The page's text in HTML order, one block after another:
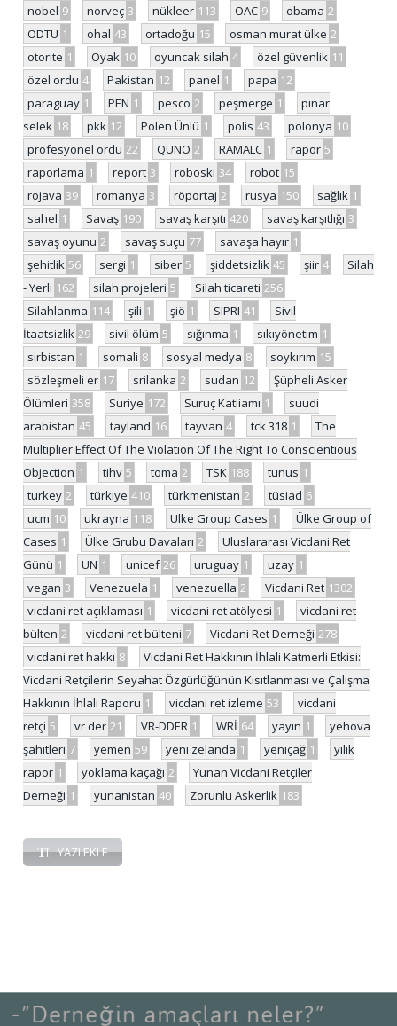
nobel 9 norveç 3 nükleer 113 OAC 9 obama 2
ODTÜ 1 ohal 43 ortadoğu 15 osman murat ülke 2
otorite 1 Oyak 10 oyuncak silah 4 özel güvenlik 11
özel ordu 4 Pakistan 12 panel 1 papa 12
paraguay 1 PEN 1 pesco 2 peşmerge 1
pınar
selek 18 pkk 12 Polen Ünlü 1 polis 43 polonya 10
profesyonel ordu 22 QUNO 2 RAMALC 1 rapor 5
raporlama 1 report 3 roboski 34 robot 15
rojava 39 romanya 3 röportaj 2 rusya 150 sağlık 1
sahel 1 Savaş 190 savaş karşıtı 420 savaş karşıtlığı 3
savaş oyunu 2 savaş suçu 77 savaşa hayır 1
şehitlik 56 sergi 1 siber 5 şiddetsizlik 45 şiir 4
Silah
- Yerli 162 silah projeleri 5 Silah ticareti 256
Silahlanma 114 şili 1 şiö 1 SIPRI 41
Sivil
İtaatsizlik 29 sivil ölüm 5 sığınma 1 sıkıyönetim 1
sırbistan 1 somali 8 sosyal medya 8 soykırım 15
sözleşmeli er 17 srilanka 2 sudan 12
Şüpheli Asker
Ölümleri 358 Suriye 172 Suruç Katliamı 1
suudi
arabistan 45 tayland 16 tayvan 4 tck 318 1
The
Multiplier Effect Of The Violation Of The Right To Conscientious
Objection 1 tihv 5 toma 2 TSK 188 tunus 1
turkey 2 türkiye 410 türkmenistan 2 tüsiad 6
ucm 10 ukrayna 118 Ulke Group Cases 1
Ülke Group of
Cases 1 Ülke Grubu Davaları 2
Uluslararası Vicdani Ret
Günü 1 UN 1 unicef 26 uruguay 1 uzay 1
vegan 3 Venezuela 1 venezuella 2 Vicdani Ret 1302
vicdani ret açıklaması 1 vicdani ret atölyesi 1
vicdani ret
bülten 2 vicdani ret bülteni 7 Vicdani Ret Derneği 278
vicdani ret hakkı 8
Vicdani Ret Hakkının İhlali Katmerli Etkisi:
Vicdani Retçilerin Seyahat Özgürlüğünün Kısıtlanması ve Çalışma
Hakkının İhlali Raporu 1 vicdani ret izleme 53
vicdani
retçi 5 vr der 21 VR-DDER 1 WRİ 64 yayın 1
yehova
şahitleri 7 yemen 59 yeni zelanda 1 yeniçağ 1
yılık
rapor 1 yoklama kaçağı 2
Yunan Vicdani Retçiler
Derneği 1 yunanistan 40 Zorunlu Askerlik 183
YAZI EKLE